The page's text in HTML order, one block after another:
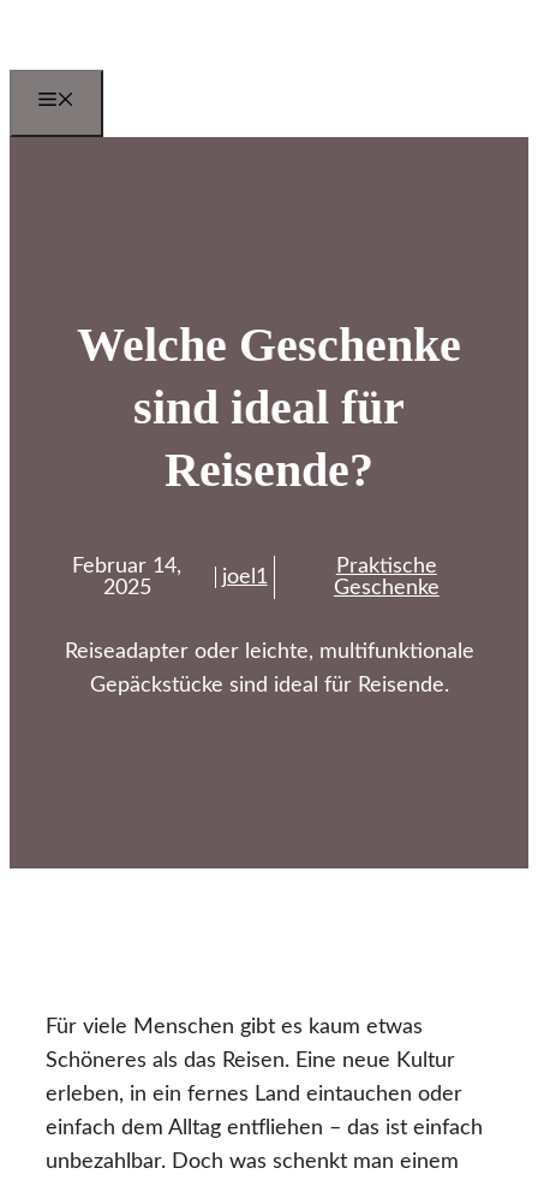
springen
Welche Geschenke
sind ideal für
Reisende?
Februar 14,
2025
joel1
Praktische
Geschenke
Reiseadapter oder leichte, multifunktionale
Gepäckstücke sind ideal für Reisende.
Für viele Menschen gibt es kaum etwas
Schöneres als das Reisen. Eine neue Kultur
erleben, in ein fernes Land eintauchen oder
einfach dem Alltag entfliehen – das ist einfach
unbezahlbar. Doch was schenkt man einem